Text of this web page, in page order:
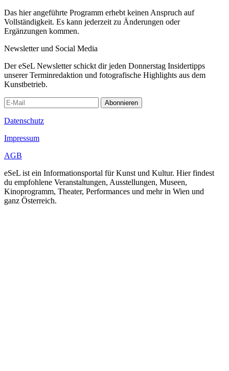
Das hier angeführte Programm erhebt keinen Anspruch auf
Vollständigkeit. Es kann jederzeit zu Änderungen oder
Ergänzungen kommen.
Newsletter und Social Media
Der eSeL Newsletter schickt dir jeden Donnerstag Insidertipps
unserer Terminredaktion und fotografische Highlights aus dem
Kunstbetrieb.
Abonnieren
Datenschutz
Impressum
AGB
eSeL ist ein Informationsportal für Kunst und Kultur. Hier findest
du empfohlene Veranstaltungen, Ausstellungen, Museen,
Kinoprogramm, Theater, Performances und mehr in Wien und
ganz Österreich.